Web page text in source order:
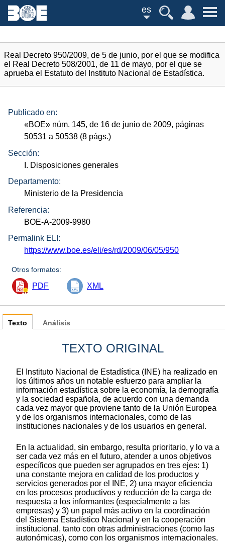
es
Real Decreto 950/2009, de 5 de junio, por el que se modifica
el Real Decreto 508/2001, de 11 de mayo, por el que se
aprueba el Estatuto del Instituto Nacional de Estadística.
Publicado en:
«BOE» núm. 145, de 16 de junio de 2009, páginas
50531 a 50538 (8 págs.)
Sección:
I. Disposiciones generales
Departamento:
Ministerio de la Presidencia
Referencia:
BOE-A-2009-9980
Permalink ELI:
https://www.boe.es/eli/es/rd/2009/06/05/950
Otros formatos:
PDF XML
Texto
TEXTO ORIGINAL
El Instituto Nacional de Estadística (INE) ha realizado en
los últimos años un notable esfuerzo para ampliar la
información estadística sobre la economía, la demografía
y la sociedad española, de acuerdo con una demanda
cada vez mayor que proviene tanto de la Unión Europea
y de los organismos internacionales, como de las
instituciones nacionales y de los usuarios en general.
En la actualidad, sin embargo, resulta prioritario, y lo va a
ser cada vez más en el futuro, atender a unos objetivos
específicos que pueden ser agrupados en tres ejes: 1)
una constante mejora en calidad de los productos y
servicios generados por el INE, 2) una mayor eficiencia
en los procesos productivos y reducción de la carga de
respuesta a los informantes (especialmente a las
empresas) y 3) un papel más activo en la coordinación
del Sistema Estadístico Nacional y en la cooperación
institucional, tanto con otras administraciones (como las
autonómicas), como con los organismos internacionales.
Análisis